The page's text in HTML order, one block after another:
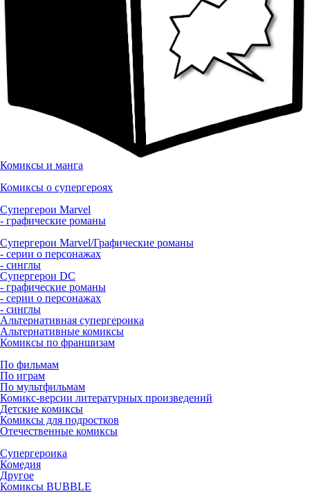
Комиксы и манга
Комиксы о супергероях
Супергерои Marvel
- графические романы
Супергерои Marvel/Графические романы
- серии о персонажах
- синглы
Супергерои DC
- графические романы
- серии о персонажах
- синглы
Альтернативная супергероика
Альтернативные комиксы
Комиксы по франшизам
По фильмам
По играм
По мультфильмам
Комикс-версии литературных произведений
Детские комиксы
Комиксы для подростков
Отечественные комиксы
Супергероика
Комедия
Другое
Комиксы BUBBLE